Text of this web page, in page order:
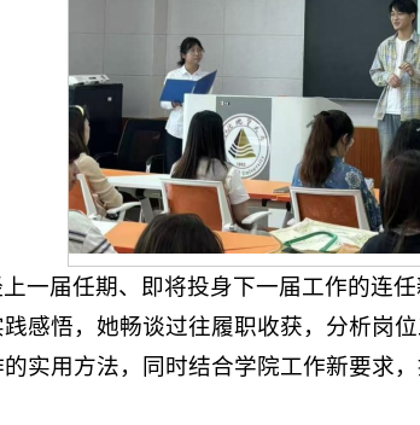
一届任期、即将投身下一届工作的连
感悟，她畅谈过往履职收获，分析岗
实用方法，同时结合学院工作新要求